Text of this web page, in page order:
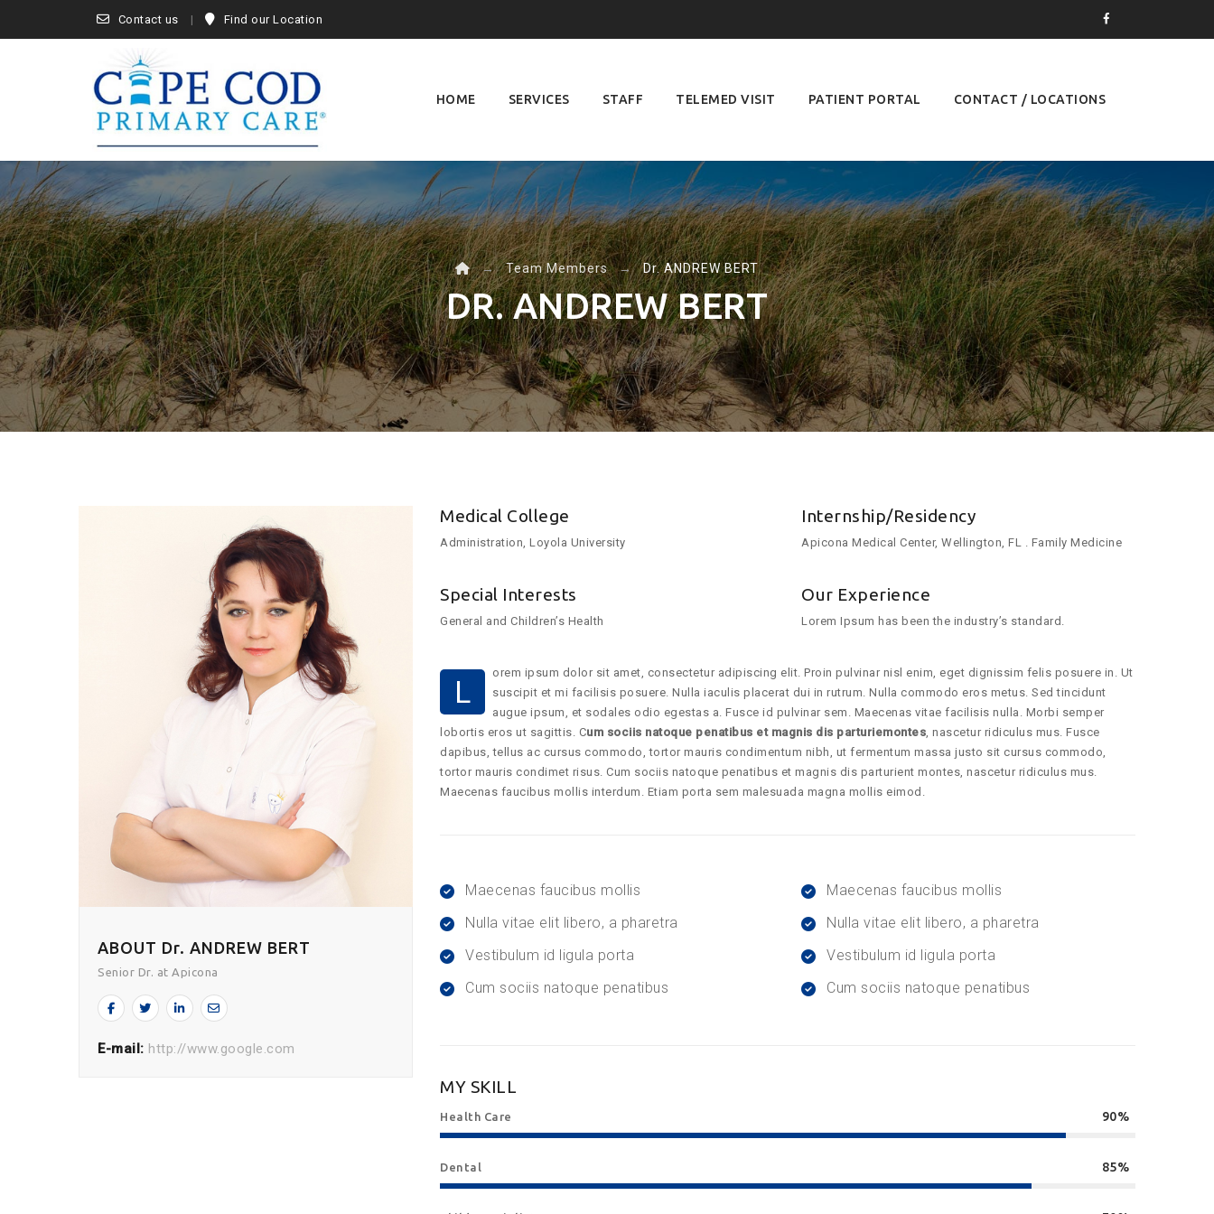
Contact us Find our Location
HOME SERVICES STAFF TELEMED VISIT PATIENT PORTAL CONTACT / LOCATIONS
→Team Members→Dr. ANDREW BERT
DR. ANDREW BERT
ABOUT Dr. ANDREW BERT
Senior Dr. at Apicona
E-mail: http://www.google.com
Medical College
Administration, Loyola University
Special Interests
General and Children’s Health
Internship/Residency
Apicona Medical Center, Wellington, FL . Family Medicine
Our Experience
Lorem Ipsum has been the industry’s standard.
L
orem ipsum dolor sit amet, consectetur adipiscing elit. Proin pulvinar nisl enim, eget dignissim felis posuere in. Ut
suscipit et mi facilisis posuere. Nulla iaculis placerat dui in rutrum. Nulla commodo eros metus. Sed tincidunt
augue ipsum, et sodales odio egestas a. Fusce id pulvinar sem. Maecenas vitae facilisis nulla. Morbi semper
lobortis eros ut sagittis. Cum sociis natoque penatibus et magnis dis parturiemontes, nascetur ridiculus mus. Fusce
dapibus, tellus ac cursus commodo, tortor mauris condimentum nibh, ut fermentum massa justo sit cursus commodo,
tortor mauris condimet risus. Cum sociis natoque penatibus et magnis dis parturient montes, nascetur ridiculus mus.
Maecenas faucibus mollis interdum. Etiam porta sem malesuada magna mollis eimod.
Maecenas faucibus mollis
Nulla vitae elit libero, a pharetra
Vestibulum id ligula porta
Cum sociis natoque penatibus
Maecenas faucibus mollis
Nulla vitae elit libero, a pharetra
Vestibulum id ligula porta
Cum sociis natoque penatibus
MY SKILL
Health Care 90%
Dental 85%